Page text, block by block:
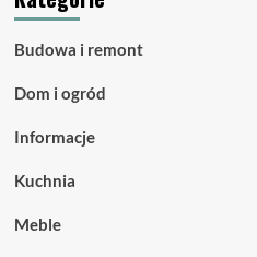
Budowa i remont
Dom i ogród
Informacje
Kuchnia
Meble